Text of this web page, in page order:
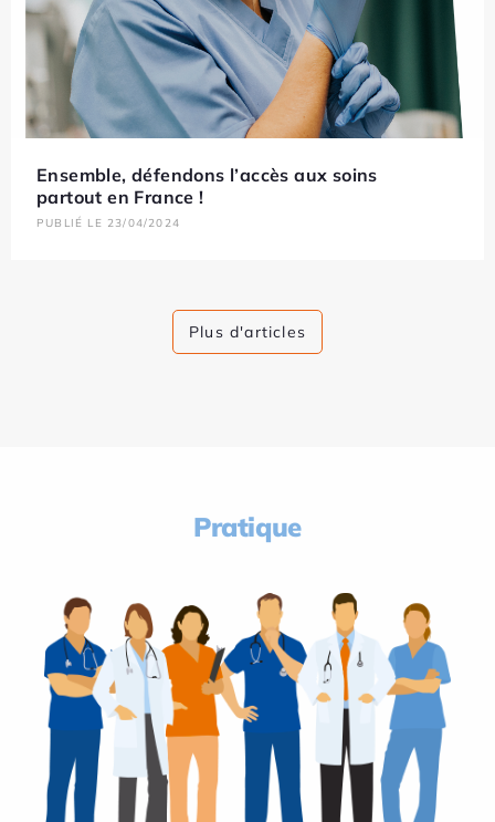
Ensemble, défendons l’accès aux soins
partout en France !
PUBLIÉ LE 23/04/2024
Plus d'articles
Pratique